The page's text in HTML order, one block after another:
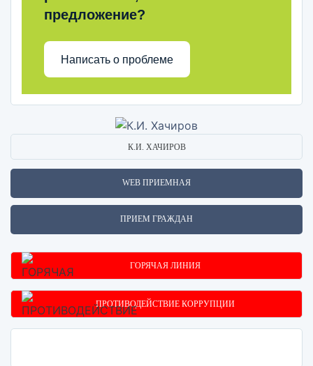
предложение?
Написать о проблеме
К.И. ХАЧИРОВ
WEB ПРИЕМНАЯ
ПРИЕМ ГРАЖДАН
ГОРЯЧАЯ ЛИНИЯ
ПРОТИВОДЕЙСТВИЕ КОРРУПЦИИ